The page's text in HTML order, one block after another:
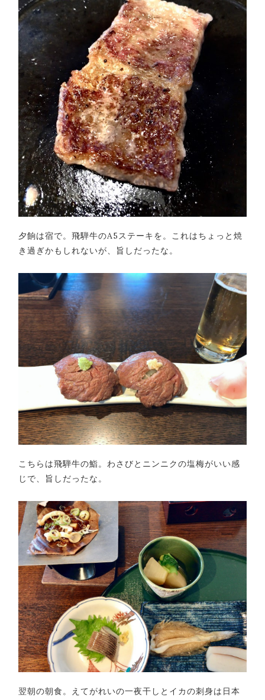
夕餉は宿で。飛騨牛のA5ステーキを。これはちょっと焼
き過ぎかもしれないが、旨しだったな。
こちらは飛騨牛の鮨。わさびとニンニクの塩梅がいい感
じで、旨しだったな。
翌朝の朝食。えてがれいの一夜干しとイカの刺身は日本